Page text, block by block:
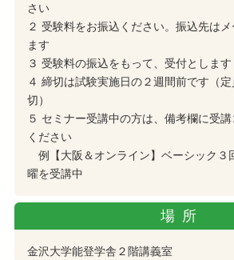
さい
２ 受験料をお振込ください。振込先は
ます
３ 受験料の振込をもって、受付とします
４ 締切は試験実施日の２週間前です（
切）
５ セミナー受講中の方は、備考欄に受
ください
例【大阪＆オンライン】ベーシック３
曜を受講中
場所
金沢大学能登学舎２階講義室